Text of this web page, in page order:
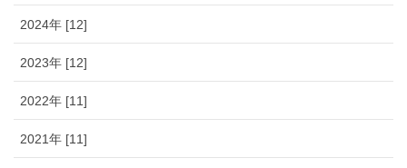
2024年 [12]
2023年 [12]
2022年 [11]
2021年 [11]